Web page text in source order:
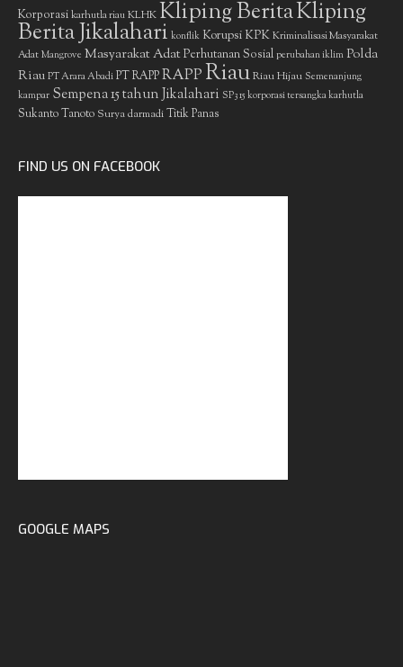
Korporasikarhutla riauKLHKKliping BeritaKliping
Berita Jikalahari konflik Korupsi KPKKriminalisasi Masyarakat
Adat Mangrove Masyarakat AdatPerhutanan Sosial perubahan iklim Polda
Riau PT Arara Abadi PT RAPPRAPPRiauRiau Hijau Semenanjung
kampar Sempena 15 tahun Jikalahari SP3 15 korporasi tersangka karhutla
Sukanto Tanoto Surya darmadiTitik Panas
FIND US ON FACEBOOK
GOOGLE MAPS